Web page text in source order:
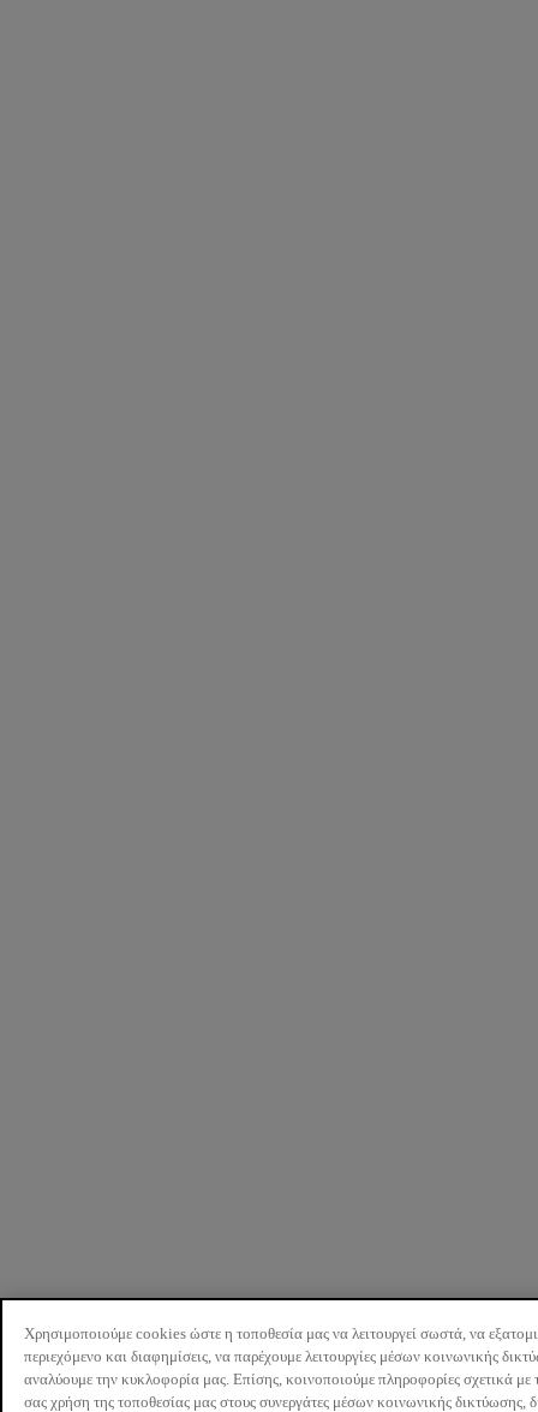
Χρησιμοποιούμε cookies ώστε η τοποθεσία μας να λειτουργεί σωστά, να
περιεχόμενο και διαφημίσεις, να παρέχουμε λειτουργίες μέσων κοινωνικής
αναλύουμε την κυκλοφορία μας. Επίσης, κοινοποιούμε πληροφορίες σχετικά με
σας χρήση της τοποθεσίας μας στους συνεργάτες μέσων κοινωνικής δικτύωσης,